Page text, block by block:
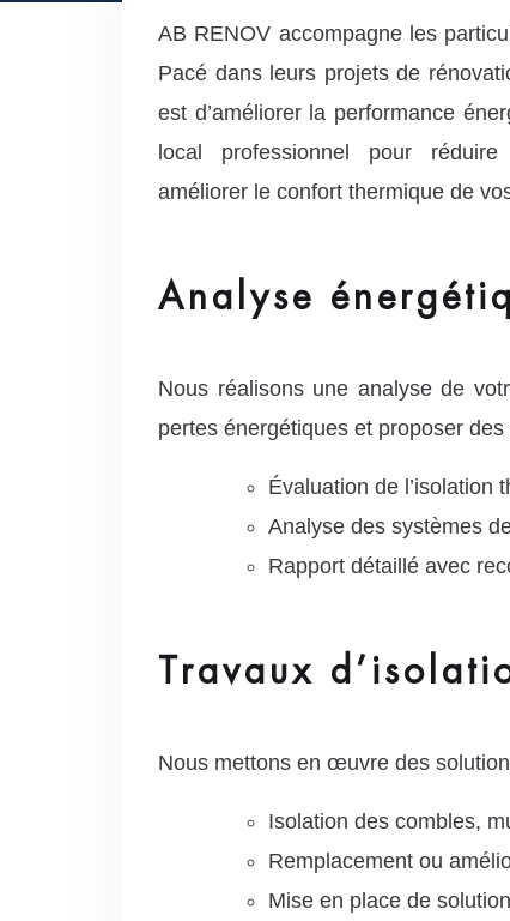
AB RENOV accompagne les
Pacé dans leurs projets de
est d’améliorer la performance
local professionnel pour
améliorer le confort thermique de
Analyse
Nous réalisons une analyse de
pertes énergétiques et proposer
Évaluation de l’isolation
Analyse des systèmes
Rapport détaillé avec
Travaux
Nous mettons en œuvre des
Isolation des combles,
Remplacement ou
Mise en place de